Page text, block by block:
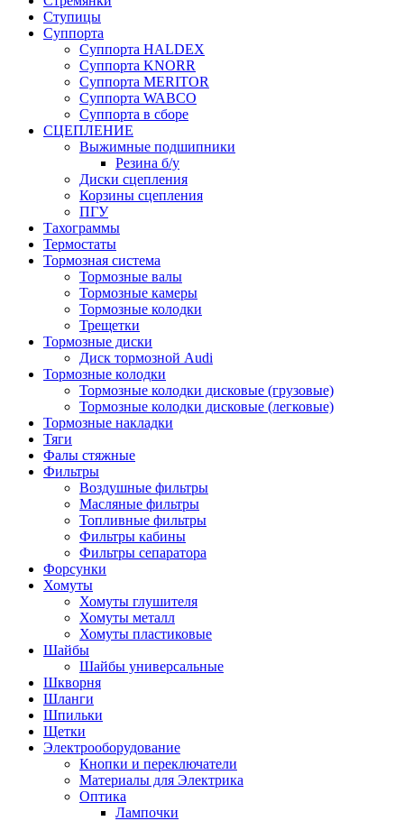
Ступицы
Суппорта
Суппорта HALDEX
Суппорта KNORR
Суппорта MERITOR
Суппорта WABCO
Суппорта в сборе
СЦЕПЛЕНИЕ
Выжимные подшипники
Резина б/у
Диски сцепления
Корзины сцепления
ПГУ
Тахограммы
Термостаты
Тормозная система
Тормозные валы
Тормозные камеры
Тормозные колодки
Трещетки
Тормозные диски
Диск тормозной Audi
Тормозные колодки
Тормозные колодки дисковые (грузовые)
Тормозные колодки дисковые (легковые)
Тормозные накладки
Тяги
Фалы стяжные
Фильтры
Воздушные фильтры
Масляные фильтры
Топливные фильтры
Фильтры кабины
Фильтры сепаратора
Форсунки
Хомуты
Хомуты глушителя
Хомуты металл
Хомуты пластиковые
Шайбы
Шайбы универсальные
Шкворня
Шланги
Шпильки
Щетки
Электрооборудование
Кнопки и переключатели
Материалы для Электрика
Оптика
Лампочки